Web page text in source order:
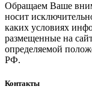
Обращаем Ваше
носит
каких условиях
размещенные на
определяемой
РФ.
Контакты